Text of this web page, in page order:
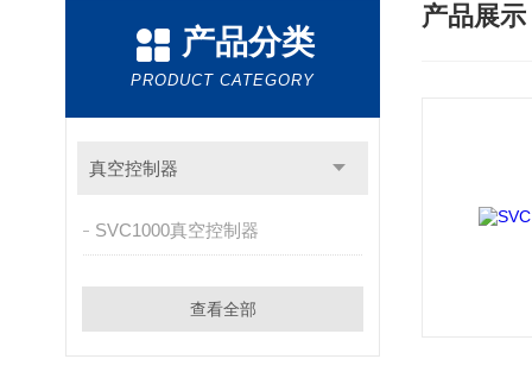
产品分类
PRODUCT CATEGORY
真空控制器
SVC1000真空控制器
查看全部
产品展示